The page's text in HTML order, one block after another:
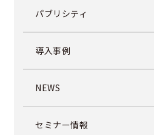
パブリシティ
導入事例
NEWS
セミナー情報